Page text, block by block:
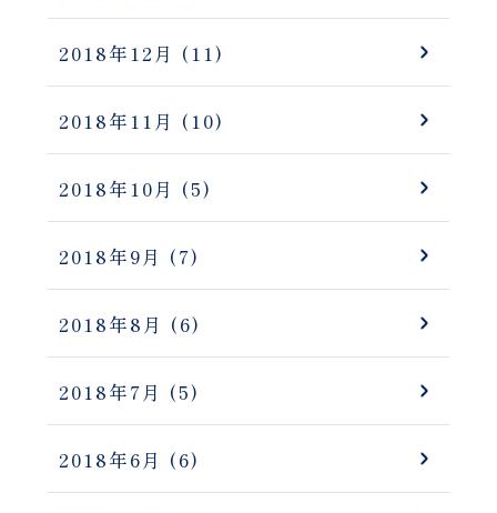
2018年12月 (11)
2018年11月 (10)
2018年10月 (5)
2018年9月 (7)
2018年8月 (6)
2018年7月 (5)
2018年6月 (6)